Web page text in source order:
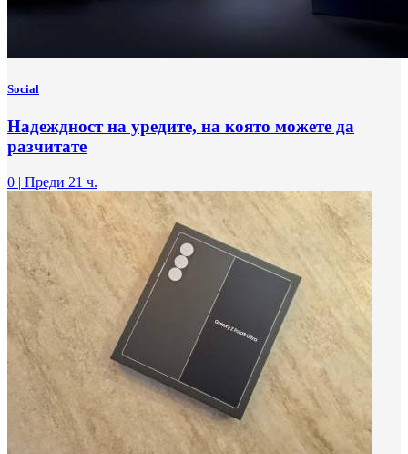
Social
Надеждност на уредите, на която можете да
разчитате
0 | Преди 21 ч.